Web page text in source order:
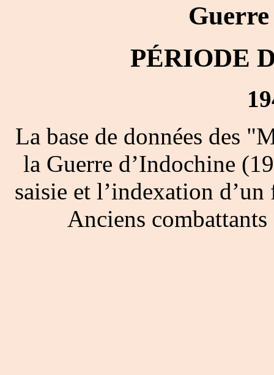
PÉRIODE
La base de données des
la Guerre d’Indochine
saisie et l’indexation
Anciens